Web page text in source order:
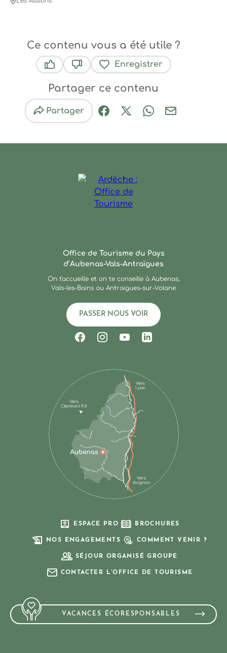
Ce contenu vous a été utile ?
Enregistrer
Partager ce contenu
Partager
Partager sur Facebook
Partager sur X / Twitter
Partager sur
Partager par
Office de Tourisme du Pays
d’Aubenas-Vals-Antraïgues
On t'accueille et on te conseille à Aubenas,
Vals-les-Bains ou Antraigues-sur-Volane
PASSER NOUS VOIR
Suivez-nous sur Facebook
Suivez-nous sur Instagram
Suivez-nous sur
Suivez-nous sur
ESPACE PRO BROCHURES
NOS ENGAGEMENTS COMMENT VENIR ?
SÉJOUR ORGANISÉ GROUPE
CONTACTER L’OFFICE DE TOURISME
VACANCES ÉCORESPONSABLES